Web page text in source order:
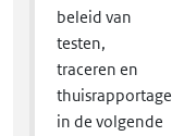
beleid van
testen,
traceren en
thuisrapportage
in de volgende